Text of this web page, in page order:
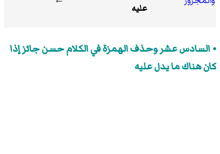
عليه
السادس عشر وحذف الهمزة في الكلام حسن جائز إذا
كان هناك ما يدل عليه